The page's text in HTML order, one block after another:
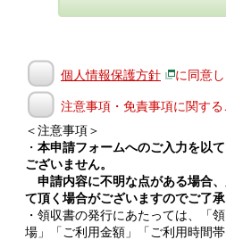
個人情報保護方針 に同意し
注意事項・免責事項に関す
＜注意事項＞
・ 本申請フォームへのご入力を以
ございません。
申請内容に不明な点がある場合
て頂く場合がございますのでご了承
・領収書の発行にあたっては、「
場」「ご利用金額」「ご利用時間